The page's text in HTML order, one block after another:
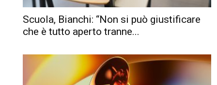
Scuola, Bianchi: “Non si può giustificare
che è tutto aperto tranne...